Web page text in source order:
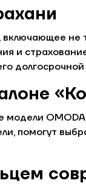
не
и
помогут